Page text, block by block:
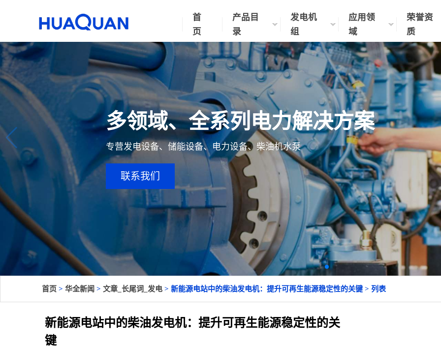
首
页
产品目
录
发电机
组
应用领
域
荣誉资
质
多领域、全系列电力解决方案
专营发电设备、储能设备、电力设备、柴油机水泵
联系我们
首页 > 华全新闻 > 文章_长尾词_发电 > 新能源电站中的柴油发电机：提升可再生能源稳定性的关键 > 列表
新能源电站中的柴油发电机：提升可再生能源稳定性的关
键